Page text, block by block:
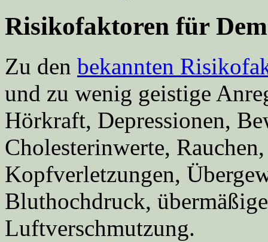
Risikofaktoren für
Zu den bekannten
und zu wenig geistige
Hörkraft, Depressionen,
Cholesterinwerte,
Kopfverletzungen,
Bluthochdruck,
Luftverschmutzung.